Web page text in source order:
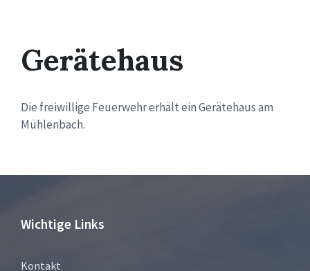
Gerätehaus
Die freiwillige Feuerwehr erhält ein Gerätehaus am
Mühlenbach.
Wichtige Links
Kontakt